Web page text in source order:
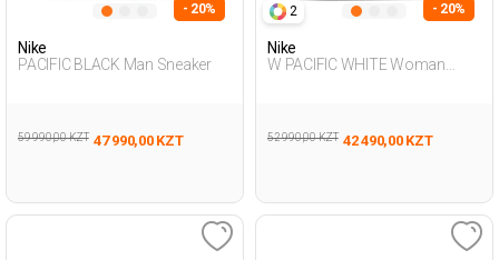
- 20%
Nike
PACIFIC BLACK Man Sneaker
59 990,00 KZT 47 990,00 KZT
2 - 20%
Nike
W PACIFIC WHITE Woman
52 990,00 KZT 42 490,00 KZT